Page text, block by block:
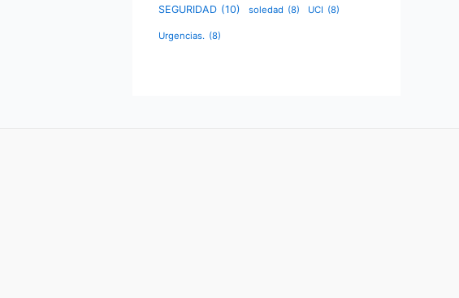
SEGURIDAD (10) soledad (8) UCI (8)
Urgencias. (8)